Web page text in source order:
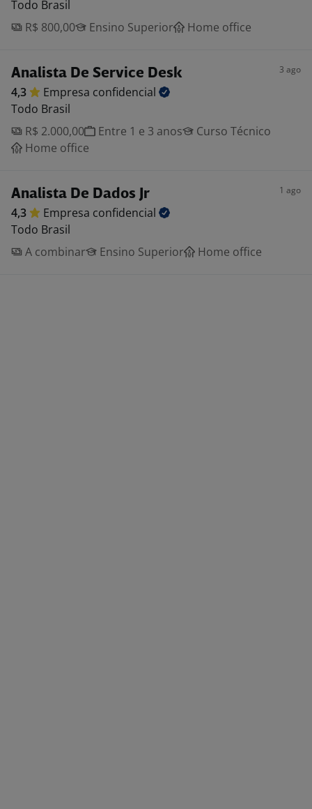
Todo Brasil
R$ 800,00
Ensino Superior Home office
Analista De Service Desk 3 ago
4,3 Empresa confidencial
Todo Brasil
R$ 2.000,00
Entre 1 e 3 anos
Curso Técnico
Home office
Analista De Dados Jr 1 ago
4,3 Empresa confidencial
Todo Brasil
A combinar
Ensino Superior Home office